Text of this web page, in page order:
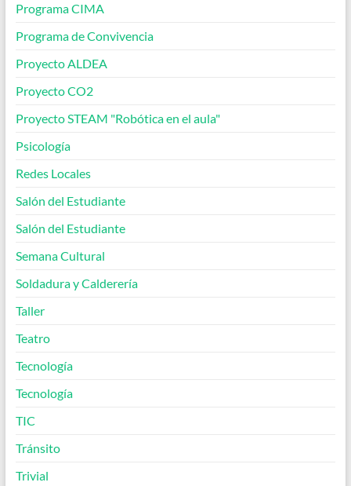
Programa CIMA
Programa de Convivencia
Proyecto ALDEA
Proyecto CO2
Proyecto STEAM "Robótica en el aula"
Psicología
Redes Locales
Salón del Estudiante
Salón del Estudiante
Semana Cultural
Soldadura y Calderería
Taller
Teatro
Tecnología
Tecnología
TIC
Tránsito
Trivial